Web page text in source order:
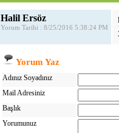
Halil Ersöz
Yorum Tarihi : 8/25/2016 5:38:24 PM
Yorum Yaz
Adınız Soyadınız
Mail Adresiniz
Başlık
Yorumunuz